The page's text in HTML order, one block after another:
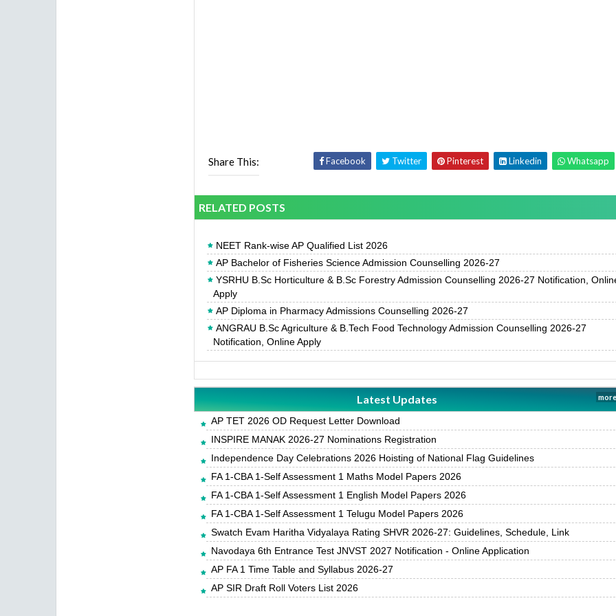
Share This: Facebook Twitter Pinterest Linkedin Whatsapp
RELATED POSTS
NEET Rank-wise AP Qualified List 2026
AP Bachelor of Fisheries Science Admission Counselling 2026-27
YSRHU B.Sc Horticulture & B.Sc Forestry Admission Counselling 2026-27 Notification,
Apply
AP Diploma in Pharmacy Admissions Counselling 2026-27
ANGRAU B.Sc Agriculture & B.Tech Food Technology Admission Counselling 2026-27
Notification, Online Apply
Latest Updates
AP TET 2026 OD Request Letter Download
INSPIRE MANAK 2026-27 Nominations Registration
Independence Day Celebrations 2026 Hoisting of National Flag Guidelines
FA 1-CBA 1-Self Assessment 1 Maths Model Papers 2026
FA 1-CBA 1-Self Assessment 1 English Model Papers 2026
FA 1-CBA 1-Self Assessment 1 Telugu Model Papers 2026
Swatch Evam Haritha Vidyalaya Rating SHVR 2026-27: Guidelines, Schedule, Link
Navodaya 6th Entrance Test JNVST 2027 Notification - Online Application
AP FA 1 Time Table and Syllabus 2026-27
AP SIR Draft Roll Voters List 2026